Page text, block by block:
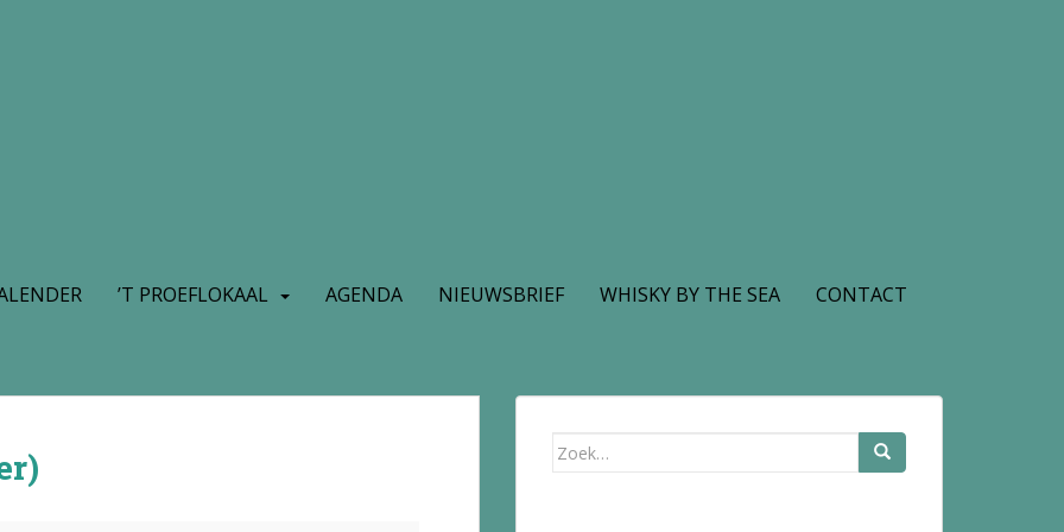
’T PROEFLOKAAL AGENDA NIEUWSBRIEF WHISKY BY THE SEA CONTACT
Zoek